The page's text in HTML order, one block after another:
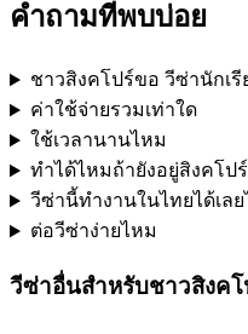
คำถามที่พบบ่อย
ชาวสิงคโปร์ขอ วีซ่านักเรี
ค่าใช้จ่ายรวมเท่าใด
ใช้เวลานานไหม
ทำได้ไหมถ้ายังอยู่สิงคโปร์
วีซ่านี้ทำงานในไทยได้เล
ต่อวีซ่าง่ายไหม
วีซ่าอื่นสำหรับชาวสิงคโ